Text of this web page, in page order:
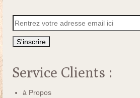
Service Clients :
à Propos